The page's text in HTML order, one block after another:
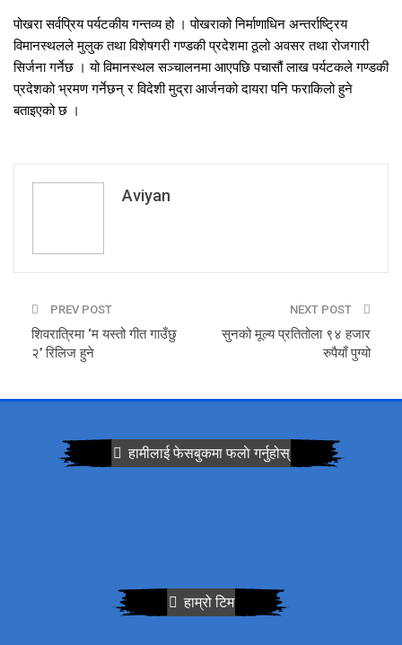
पोखरा सर्वप्रिय पर्यटकीय गन्तव्य हो । पोखराको निर्माणाधिन अन्तर्राष्ट्रिय
विमानस्थलले मुलुक तथा विशेषगरी गण्डकी प्रदेशमा ठूलो अवसर तथा रोजगारी
सिर्जना गर्नेछ । यो विमानस्थल सञ्चालनमा आएपछि पचासौं लाख पर्यटकले गण्डकी
प्रदेशको भ्रमण गर्नेछन् र विदेशी मुद्रा आर्जनको दायरा पनि फराकिलो हुने
बताइएको छ ।
Aviyan
PREV POST
शिवरात्रिमा ‘म यस्तो गीत गाउँछु
२’ रिलिज हुने
NEXT POST
सुनको मूल्य प्रतितोला ९४ हजार
रुपैयाँ पुग्यो
हामीलाई फेसबुकमा फलाे गर्नुहोस्
हाम्रो टिम